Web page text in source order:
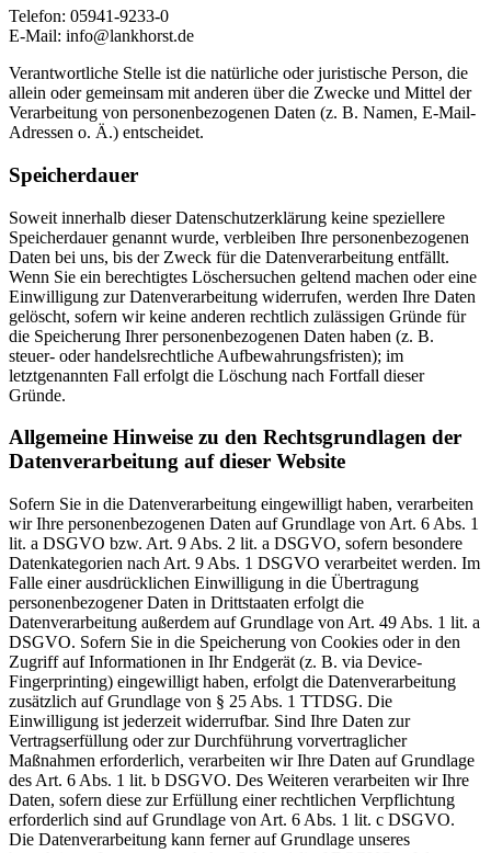
Telefon: 05941-9233-0
E-Mail: info@lankhorst.de
Verantwortliche Stelle ist die natürliche oder juristische Person, die
allein oder gemeinsam mit anderen über die Zwecke und Mittel der
Verarbeitung von personenbezogenen Daten (z. B. Namen, E-Mail-
Adressen o. Ä.) entscheidet.
Speicherdauer
Soweit innerhalb dieser Datenschutzerklärung keine speziellere
Speicherdauer genannt wurde, verbleiben Ihre personenbezogenen
Daten bei uns, bis der Zweck für die Datenverarbeitung entfällt.
Wenn Sie ein berechtigtes Löschersuchen geltend machen oder eine
Einwilligung zur Datenverarbeitung widerrufen, werden Ihre Daten
gelöscht, sofern wir keine anderen rechtlich zulässigen Gründe für
die Speicherung Ihrer personenbezogenen Daten haben (z. B.
steuer- oder handelsrechtliche Aufbewahrungsfristen); im
letztgenannten Fall erfolgt die Löschung nach Fortfall dieser
Gründe.
Allgemeine Hinweise zu den Rechtsgrundlagen der
Datenverarbeitung auf dieser Website
Sofern Sie in die Datenverarbeitung eingewilligt haben, verarbeiten
wir Ihre personenbezogenen Daten auf Grundlage von Art. 6 Abs. 1
lit. a DSGVO bzw. Art. 9 Abs. 2 lit. a DSGVO, sofern besondere
Datenkategorien nach Art. 9 Abs. 1 DSGVO verarbeitet werden. Im
Falle einer ausdrücklichen Einwilligung in die Übertragung
personenbezogener Daten in Drittstaaten erfolgt die
Datenverarbeitung außerdem auf Grundlage von Art. 49 Abs. 1 lit. a
DSGVO. Sofern Sie in die Speicherung von Cookies oder in den
Zugriff auf Informationen in Ihr Endgerät (z. B. via Device-
Fingerprinting) eingewilligt haben, erfolgt die Datenverarbeitung
zusätzlich auf Grundlage von § 25 Abs. 1 TTDSG. Die
Einwilligung ist jederzeit widerrufbar. Sind Ihre Daten zur
Vertragserfüllung oder zur Durchführung vorvertraglicher
Maßnahmen erforderlich, verarbeiten wir Ihre Daten auf Grundlage
des Art. 6 Abs. 1 lit. b DSGVO. Des Weiteren verarbeiten wir Ihre
Daten, sofern diese zur Erfüllung einer rechtlichen Verpflichtung
erforderlich sind auf Grundlage von Art. 6 Abs. 1 lit. c DSGVO.
Die Datenverarbeitung kann ferner auf Grundlage unseres